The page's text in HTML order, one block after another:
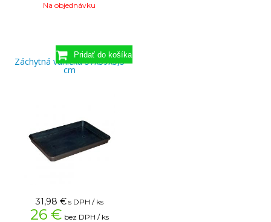
Na objednávku
Záchytná vanička 57x39x5,3
cm
31,98 € s DPH / ks
26 € bez DPH / ks